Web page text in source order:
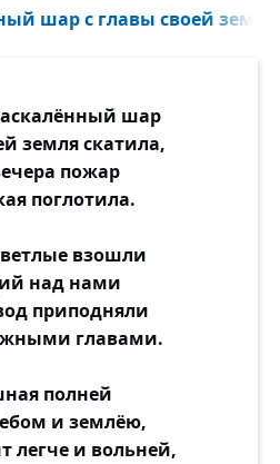
шар с главы своей земля
шар
земля скатила,
пожар
поглотила.
взошли
над нами
приподняли
главами.
полней
и землёю,
легче и вольней,